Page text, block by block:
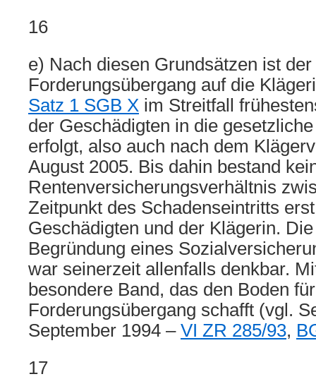
16
e) Nach diesen Grundsätzen ist der
Forderungsübergang auf die
Satz 1 SGB X im Streitfall
der Geschädigten in die
erfolgt, also auch nach dem
August 2005. Bis dahin bestand
Rentenversicherungsverhältnis
Zeitpunkt des Schadenseintritts
Geschädigten und der Klägerin.
Begründung eines
war seinerzeit allenfalls denkbar.
besondere Band, das den Boden
Forderungsübergang schafft (vgl.
September 1994 – VI ZR 285/93,
17